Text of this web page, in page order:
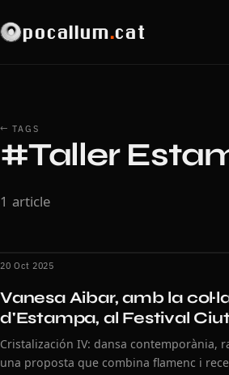
pocallum.cat
← TAGS
#Taller
1 article
20 Oct 2025
Vanesa Aibar, amb la
d'Estampa, al Festival
Cristalización IV: dansa contemporània,
una proposta que combina flamenc i